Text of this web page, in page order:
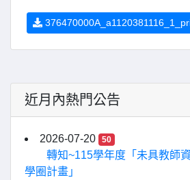
近月內熱門公告
2026-07-20 50
轉知~115學年度「未具教師
學圈計畫」